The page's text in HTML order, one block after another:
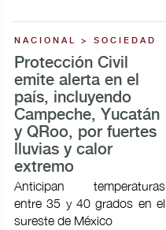
NACIONAL > SOCIEDAD
Protección Civil
emite alerta en el
país, incluyendo
Campeche, Yucatán
y QRoo, por fuertes
lluvias y calor
extremo
Anticipan temperaturas
entre 35 y 40 grados en el
sureste de México